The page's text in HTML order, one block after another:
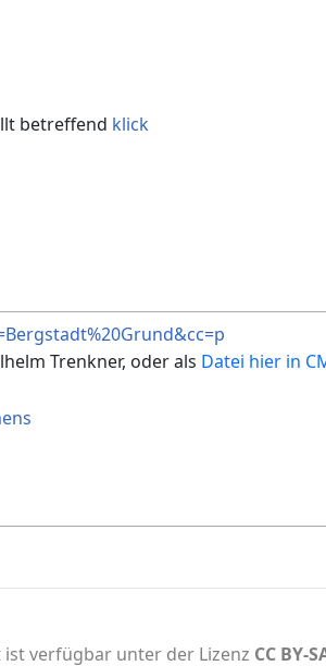
betreffend klick
Trenkner, oder als Datei hier in
ist verfügbar unter der Lizenz CC BY-